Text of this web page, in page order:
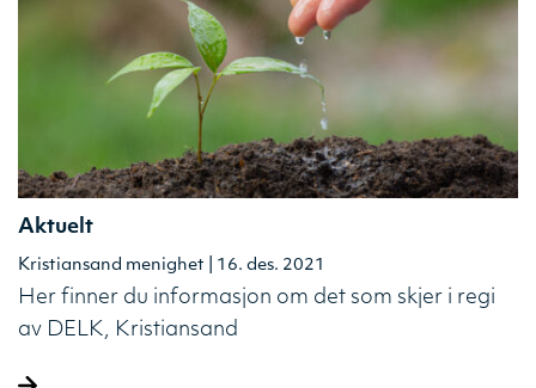
Aktuelt
Kristiansand menighet | 16. des. 2021
Her finner du informasjon om det som skjer i regi
av DELK, Kristiansand